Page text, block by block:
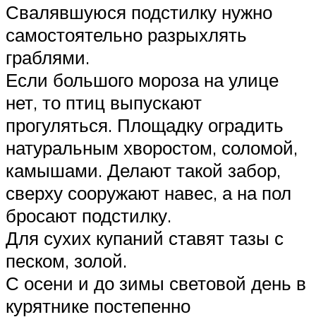
Свалявшуюся подстилку нужно
самостоятельно разрыхлять
граблями.
Если большого мороза на улице
нет, то птиц выпускают
прогуляться. Площадку оградить
натуральным хворостом, соломой,
камышами. Делают такой забор,
сверху сооружают навес, а на пол
бросают подстилку.
Для сухих купаний ставят тазы с
песком, золой.
С осени и до зимы световой день в
курятнике постепенно